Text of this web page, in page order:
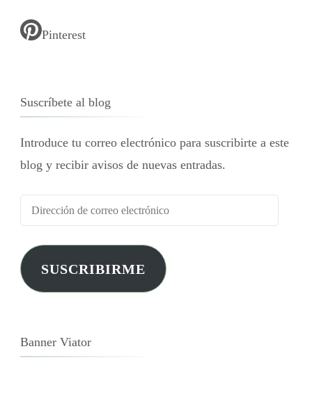
Pinterest
Suscríbete al blog
Introduce tu correo electrónico para suscribirte a este
blog y recibir avisos de nuevas entradas.
SUSCRIBIRME
Banner Viator